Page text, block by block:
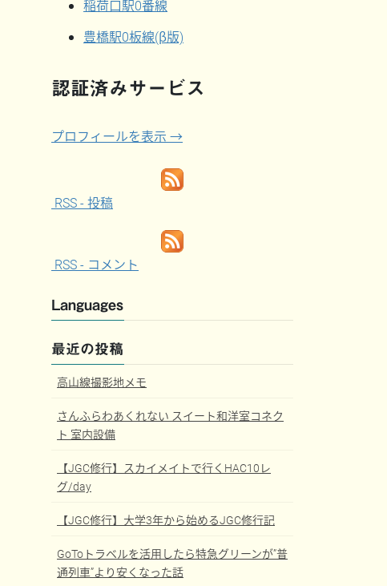
稲荷口駅0番線
豊橋駅0板線(β版)
認証済みサービス
プロフィールを表示 →
RSS - 投稿
RSS - コメント
Languages
最近の投稿
高山線撮影地メモ
さんふらわあくれない スイート和洋室コネク
ト 室内設備
【JGC修行】スカイメイトで行くHAC10レ
グ/day
【JGC修行】大学3年から始めるJGC修行記
GoToトラベルを活用したら特急グリーンが”普
通列車”より安くなった話